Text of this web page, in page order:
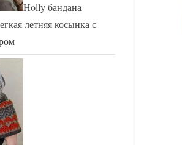
Holly бандана
летняя косынка с